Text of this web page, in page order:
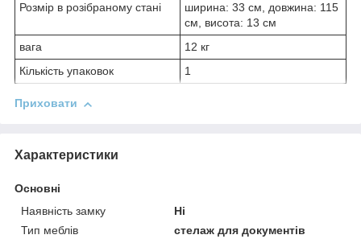
Розмір в розібраному стані
ширина: 33 см, довжина: 115
см, висота: 13 см
вага
12 кг
Кількість упаковок
1
Приховати
Характеристики
Основні
Наявність замку
Ні
Тип меблів
стелаж для документів